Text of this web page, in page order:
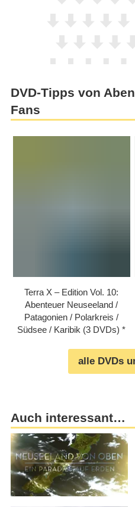
DVD-Tipps von
Fans
Terra X – Edition Vol. 10:
Abenteuer Neuseeland /​
Patagonien /​ Polarkreis /​
Südsee /​ Karibik (3 DVDs)
alle DVDs
Auch interessant…